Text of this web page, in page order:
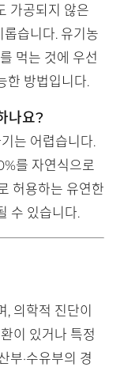
가공되지 않은
습니다. 유기농
먹는 것에 우선
한 방법입니다.
나요?
는 어렵습니다.
를 자연식으로
허용하는 유연한
수 있습니다.
의학적 진단이
이 있거나 특정
부·수유부의 경